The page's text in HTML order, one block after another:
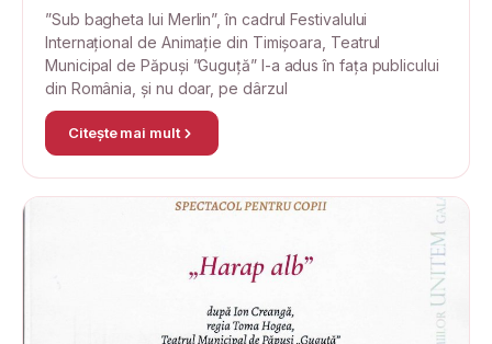
”Sub bagheta lui Merlin”, în cadrul Festivalului
Internațional de Animație din Timișoara, Teatrul
Municipal de Păpuși ”Guguță” l-a adus în fața publicului
din România, și nu doar, pe dârzul
Citește mai mult